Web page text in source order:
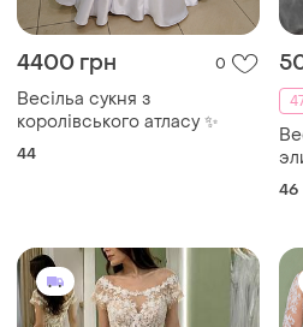
4400 грн 0
Весільа сукня з
королівського атласу ✨
44
46